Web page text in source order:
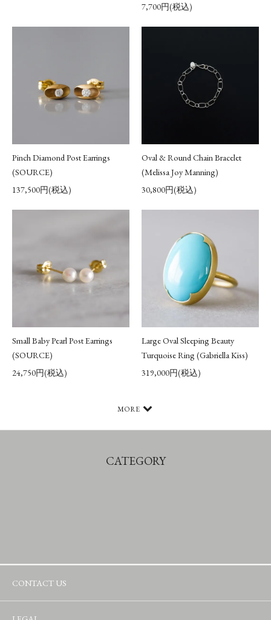
7,700円(税込)
Pinch Diamond Post Earrings
(SOURCE)
137,500円(税込)
Oval & Round Chain Bracelet
(Melissa Joy Manning)
30,800円(税込)
Small Baby Pearl Post Earrings
(SOURCE)
24,750円(税込)
Large Oval Sleeping Beauty
Turquoise Ring (Gabriella Kiss)
319,000円(税込)
MORE
CATEGORY
CONTACT US